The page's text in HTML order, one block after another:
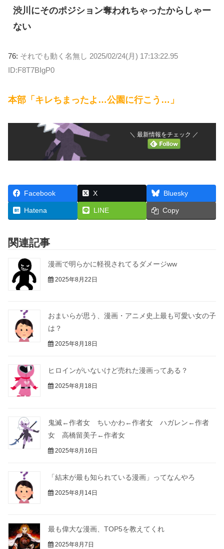
渋川にそのポジション奪われちゃったからしゃー
ない
76: それでも動く名無し 2025/02/24(月) 17:13:22.95
ID:F8T7BIgP0
本部「キレちまったよ…公園に行こう…」
＼ 最新情報をチェック ／
Facebook X Bluesky
Hatena LINE Copy
関連記事
漫画で明らかに軽視されてるダメージww
2025年8月22日
おまいらが思う、漫画・アニメ史上最も可愛い女の子
は？
2025年8月18日
ヒロインがいないけど売れた漫画ってある？
2025年8月18日
鬼滅←作者女 ちいかわ←作者女 ハガレン←作者
女 高橋留美子←作者女
2025年8月16日
「結末が最も知られている漫画」ってなんやろ
2025年8月14日
最も偉大な漫画、TOP5を教えてくれ
2025年8月7日